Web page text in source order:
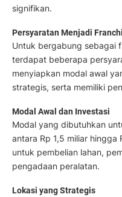
signifikan.
Persyaratan Menjadi
Untuk bergabung sebagai
terdapat beberapa
menyiapkan modal awal
strategis, serta memiliki
Modal Awal dan Investasi
Modal yang dibutuhkan
antara Rp 1,5 miliar hingga
untuk pembelian lahan,
pengadaan peralatan.
Lokasi yang Strategis